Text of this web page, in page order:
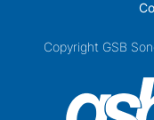
Copyright GSB